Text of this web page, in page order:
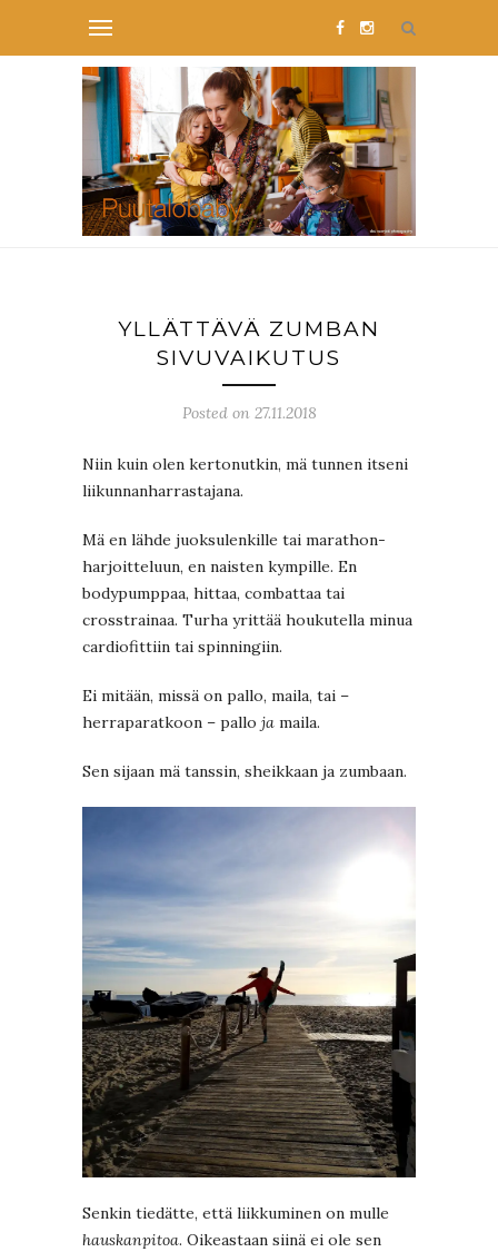
YLLÄTTÄVÄ ZUMBAN
SIVUVAIKUTUS
Posted on 27.11.2018
Niin kuin olen kertonutkin, mä tunnen itseni
liikunnanharrastajana.
Mä en lähde juoksulenkille tai marathon-
harjoitteluun, en naisten kympille. En
bodypumppaa, hittaa, combattaa tai
crosstrainaa. Turha yrittää houkutella minua
cardiofittiin tai spinningiin.
Ei mitään, missä on pallo, maila, tai –
herraparatkoon – pallo ja maila.
Sen sijaan mä tanssin, sheikkaan ja zumbaan.
Senkin tiedätte, että liikkuminen on mulle
hauskanpitoa. Oikeastaan siinä ei ole sen